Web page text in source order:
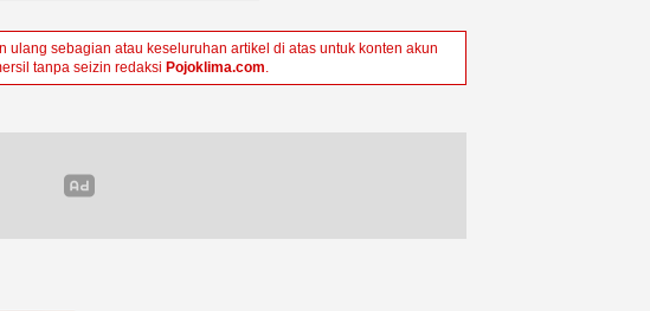
sebagian atau keseluruhan artikel di atas untuk konten akun
tanpa seizin redaksi Pojoklima.com.